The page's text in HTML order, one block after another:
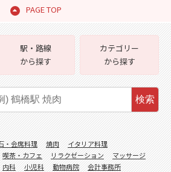
PAGE TOP
駅・路線
から探す
カテゴリー
から探す
検索
・会席料理 焼肉
イタリア料理
喫茶・カフェ リラクゼーション
マッサージ
内科 小児科 動物病院
会計事務所